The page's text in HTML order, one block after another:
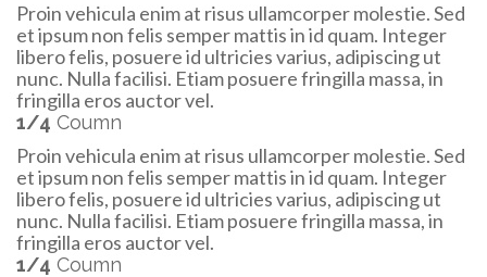
Proin vehicula enim at risus ullamcorper molestie. Sed
et ipsum non felis semper mattis in id quam. Integer
libero felis, posuere id ultricies varius, adipiscing ut
nunc. Nulla facilisi. Etiam posuere fringilla massa, in
fringilla eros auctor vel.
1/4 Coumn
Proin vehicula enim at risus ullamcorper molestie. Sed
et ipsum non felis semper mattis in id quam. Integer
libero felis, posuere id ultricies varius, adipiscing ut
nunc. Nulla facilisi. Etiam posuere fringilla massa, in
fringilla eros auctor vel.
1/4 Coumn